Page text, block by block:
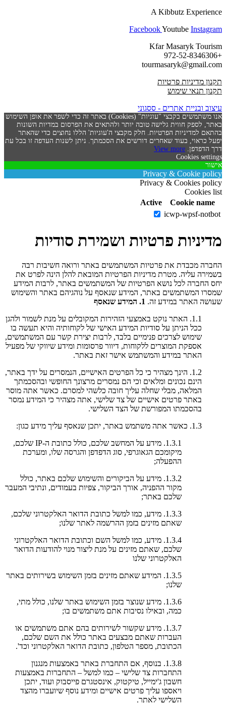
A Kibbutz Experience
FacebookYoutube Instagram
Kfar Masaryk Tourism
+972-52-8346306
tourmasaryk@gmail.com
תקנון מדיניות פרטיות
תקנון תנאי שימוש
עיצוב ובניית אתרים - ססגוני
אנו משתמשים בקבצי "עוגיות" (Cookies) באתר זה כדי לשפר את אופן השימוש
באתר, לספק חווית גלישה טובה יותר ולהתאים את הפרסום במדיות השונות
בהתאם למדיניות הפרטיות. חלק מקבצי ה'עוגיות' הללו נחוצים כדי שהאתר
יפעל כראוי, בעוד שאחרים דורשים את הסכמתך. ניתן לשנות העדפה זו בכל עת
דרך הדפדפן. View more
Cookies settings
אישור
Privacy & Cookie policy
Privacy & Cookies policy
Cookies list
Cookie name
Active
icwp-wpsf-notbot
מדיניות פרטיות ושמירת סודיות
החברה מכבדת את פרטיות המשתמשים באתר ורואה חשיבות רבה
בשמירה עליה. מטרת מדיניות הפרטיות המובאת להלן הינה לפרט את
יחס החברה לכל נושא הפרטיות של המשתמשים באתר, לרבות המידע
שמסרו המשתמשים באתר, המידע שנאסף על נוהגיהם באתר והשימוש
שעושה האתר במידע זה. 1. המידע שנאסף
1.1. האתר נוקט באמצעי הזהירות המקובלים על מנת לשמור ולהגן
ככל הניתן על סודיות המידע האישי של לקוחותיה והיא תעשה בו
שימוש לצרכים פנימיים בלבד, לרבות יצירת קשר עם המשתמשים,
אספקת המוצרים ללקוחות, דיוור פרסומות ומידע שיווקי של מפעיל
האתר במידע והמשתמש אישר זאת באתר.
1.2. הינך מצהיר כי כל הפרטים האישיים, הנמסרים על ידך באתר,
הינם נכונים ומלאים וכי הם נמסרים מרצונך החופשי ובהסכמתך
המלאה, מבלי שחלה עליך חובה כלשהי למסרם. כאשר אתה מוסר
באתר פרטים אישיים של צד שלישי, אתה מצהיר כי המידע נמסר
בהסכמתו המפורשת של הצד השלישי.
1.3. כאשר אתה משתמש באתר, יתכן שנאסף עליך מידע כגון:
1.3.1. מידע על המחשב שלכם, כולל כתובת ה-IP שלכם,
מיקומכם הגאוגרפי, סוג הדפדפן והגרסה שלו, ומערכת
ההפעלה;
1.3.2. מידע על הביקורים והשימוש שלכם באתר, כולל
מקור ההפניה, אורך הביקור, צפיות בעמודים, ונתיבי המעבר
שלכם באתר;
1.3.3. מידע, כמו למשל כתובת הדואר האלקטרוני שלכם,
שאתם מזינים בזמן ההרשמה לאתר שלנו;
1.3.4. מידע, כמו למשל השם וכתובת הדואר האלקטרוני
שלכם, שאתם מזינים על מנת ליצור מנוי להודעות הדואר
האלקטרוני שלנו
1.3.5. המידע שאתם מזינים בזמן השימוש בשירותים באתר
שלנו;
1.3.6. מידע שנוצר בזמן השימוש באתר שלנו, כולל מתי,
כמה, ובאילו נסיבות אתם משתמשים בו;
1.3.7. מידע שקשור לשירותים בהם אתם משתמשים או
העברות שאתם מבצעים באתר כולל את השם שלכם,
הכתובת, מספר הטלפון, כתובת הדואר האלקטרוני וכד'.
1.3.8. בנוסף, אם התחברת באתר באמצעות מנגנון
התחברות צד שלישי – כמו למשל – התחברות באמצעות
חשבון ג'ימייל, טיקטוק, אינסטגרם פייסבוק ועוד, יתכן
ויאספו עליך פרטים אישיים ומידע נוסף שיועברו מהצד
השלישי לאתר.